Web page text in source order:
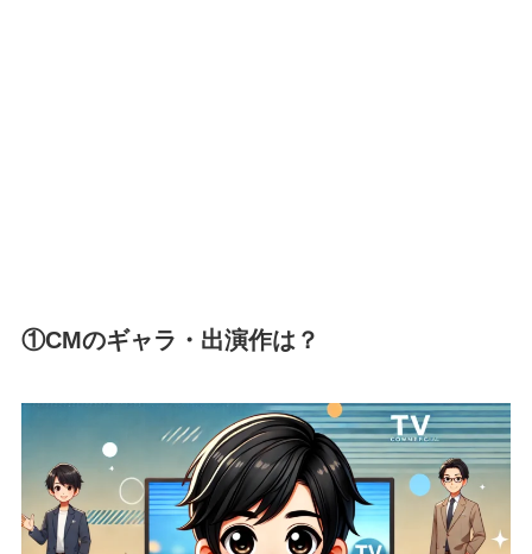
①CMのギャラ・出演作は？